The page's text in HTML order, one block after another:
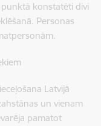
konstatēti divi
Personas
Latvijā
un vienam
pamatot